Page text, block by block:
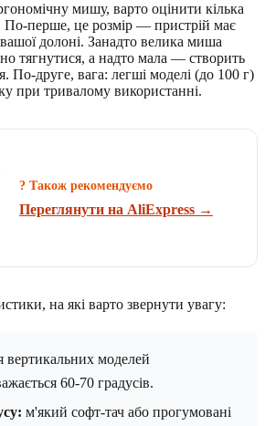
мишу, варто оцінити кілька
По-перше, це розмір — пристрій має
долоні. Занадто велика миша
тягнутися, а надто мала — створить
По-друге, вага: легші моделі (до 100 г)
при тривалому використанні.
? Також рекомендуємо
Переглянути на AliExpress →
на які варто звернути увагу:
вертикальних моделей
60-70 градусів.
м'який софт-тач або прогумовані